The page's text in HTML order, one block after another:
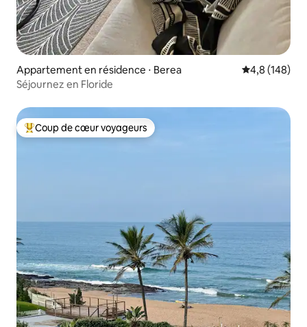
Appartement en résidence ⋅ Berea Évaluation
4,8 (148)
Séjournez en Floride
Coups de cœur voyageurs les plus appréciés
Coup de cœur voyageurs